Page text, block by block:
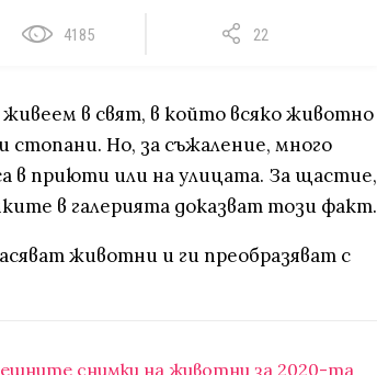
4185 22
в свят, в който всяко животно
Но, за съжаление, много
в приюти или на улицата. За щастие,
в галерията доказват този факт.
животни и ги преобразяват с
снимки на животни за 2020-та